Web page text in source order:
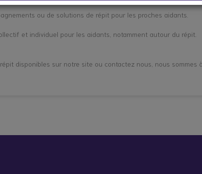
ou de solutions de répit pour les proches aidants.
et individuel pour les aidants, notamment autour du répit.
disponibles sur notre site ou contactez nous, nous